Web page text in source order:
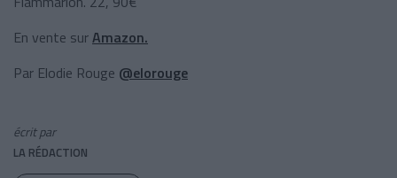
En vente surAmazon.
Par Elodie Rouge @elorouge
écrit par
LA RÉDACTION